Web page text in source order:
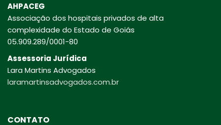
AHPACEG
Associação dos hospitais privados de alta
complexidade do Estado de Goiás
05.909.289/0001-80
Assessoria Jurídica
Lara Martins Advogados
laramartinsadvogados.com.br
CONTATO